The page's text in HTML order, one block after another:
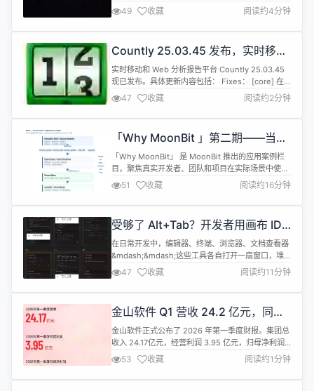
更多出现在科幻叙事中的命题：如果 AI 系统具备递
归式自我改进的能力，人类社会是否已经做好了准
备？OpenAI 近期宣布的高薪招募计划，正是对这一
究员，专门研究 AI 递归式自我改进带来的风险。这
个岗位被...
49 收藏 阅读约4分钟
Countly 25.03.45 发布，实时移动
和 Web 分析报告平台
实时移动和 Web 分析报告平台 Countly 25.03.45
现已发布。具体更新内容包括： Fixes： [core] 在
saveNote schema 中接受数值颜色，以便图表笔记
的创建/编辑不再因验证失败而失败 [jobs] 在获取职
位列表时，过滤掉属于已禁用插件的任务 [core] 修
47 收藏 阅读约2分钟
「Why MoonBit 」第二期——当
Agent Skill 开始访问 Memory：
MoonBit + Wasm 的一条技术路径
「Why MoonBit」 是 MoonBit 推出的应用案例栏
目，聚焦真实开发者、团队和项目在实际场景中使用
MoonBit 的经验与实践。 在这里，我们希望记录的
不只是&ldquo;MoonBit 能做什么&rdquo;，更是开
发者为什么选择 MoonBit：他们遇到了怎样的工程
案，以及 MoonBit 如何...
51 收藏 阅读约16分钟
受够了 Alt+Tab？开发者用画布 IDE
给所有窗口安个家
在日常开发中，编辑器、终端、浏览器、文档查看器
&mdash;&mdash;这些工具各自打开一扇窗口，堆
叠在屏幕上的结果，就是一场没完没了的 Alt+Tab 循
环。一名开发者正是受够了这种体验，干脆动手做了
一个类 Figma 风格的画布 IDE，将所有工作窗口放
核心理念一句话就能概括：把整个工作区变成一块可
以...
47 收藏 阅读约11分钟
金山软件 Q1 营收 24.2 亿元，同比
增长 3.4%
金山软件正式公布了 2026 年第一季度财报。集团总
收入 24.17亿元，经营利润 3.95 亿元，归母净利润
10.91 亿元。 办公软件及服务业务收入16.13亿元，
同比增长24%，WPS个人、WPS 365、WPS软件三
大核心业务全线增长。网络游戏及其他业务收入8.03
53 收藏 阅读约1分钟